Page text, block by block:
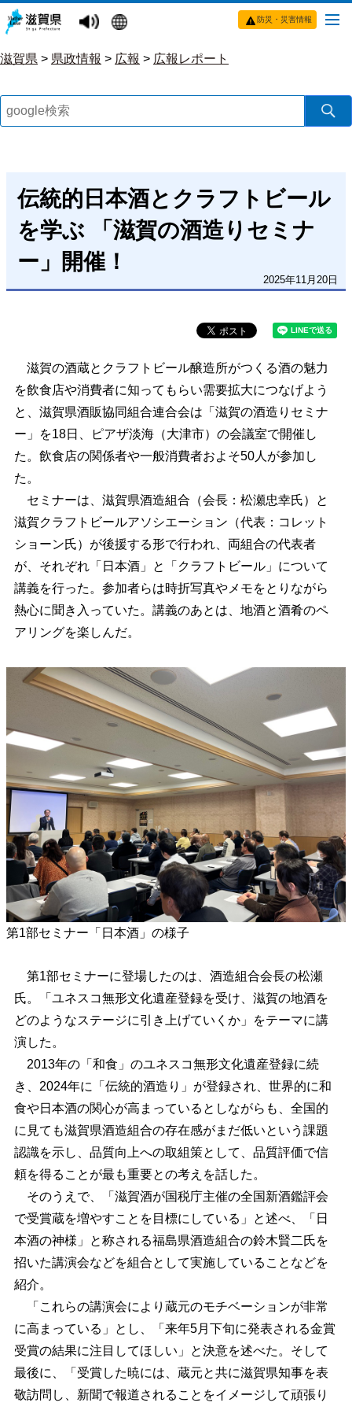
防災・災害情報
滋賀県 > 県政情報 > 広報 > 広報レポート
伝統的日本酒とクラフトビール
を学ぶ 「滋賀の酒造りセミナ
ー」開催！
2025年11月20日
滋賀の酒蔵とクラフトビール醸造所がつくる酒の魅力
を飲食店や消費者に知ってもらい需要拡大につなげよう
と、滋賀県酒販協同組合連合会は「滋賀の酒造りセミナ
ー」を18日、ピアザ淡海（大津市）の会議室で開催し
た。飲食店の関係者や一般消費者およそ50人が参加し
た。
セミナーは、滋賀県酒造組合（会長：松瀬忠幸氏）と
滋賀クラフトビールアソシエーション（代表：コレット
ショーン氏）が後援する形で行われ、両組合の代表者
が、それぞれ「日本酒」と「クラフトビール」について
講義を行った。参加者らは時折写真やメモをとりながら
熱心に聞き入っていた。講義のあとは、地酒と酒肴のペ
アリングを楽しんだ。
第1部セミナー「日本酒」の様子
第1部セミナーに登場したのは、酒造組合会長の松瀬
氏。「ユネスコ無形文化遺産登録を受け、滋賀の地酒を
どのようなステージに引き上げていくか」をテーマに講
演した。
2013年の「和食」のユネスコ無形文化遺産登録に続
き、2024年に「伝統的酒造り」が登録され、世界的に和
食や日本酒の関心が高まっているとしながらも、全国的
に見ても滋賀県酒造組合の存在感がまだ低いという課題
認識を示し、品質向上への取組策として、品質評価で信
頼を得ることが最も重要との考えを話した。
そのうえで、「滋賀酒が国税庁主催の全国新酒鑑評会
で受賞蔵を増やすことを目標にしている」と述べ、「日
本酒の神様」と称される福島県酒造組合の鈴木賢二氏を
招いた講演会などを組合として実施していることなどを
紹介。
「これらの講演会により蔵元のモチベーションが非常
に高まっている」とし、「来年5月下旬に発表される金賞
受賞の結果に注目してほしい」と決意を述べた。そして
最後に、「受賞した暁には、蔵元と共に滋賀県知事を表
敬訪問し、新聞で報道されることをイメージして頑張り